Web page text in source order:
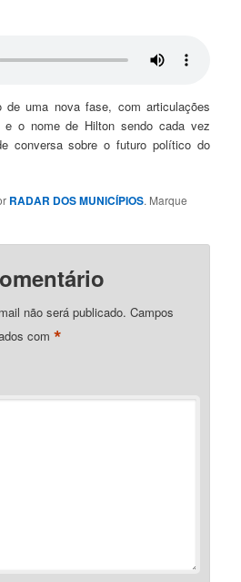
uma nova fase, com articulações
e o nome de Hilton sendo cada vez
conversa sobre o futuro político do
RADAR DOS MUNICÍPIOS. Marque
não será publicado. Campos
com*